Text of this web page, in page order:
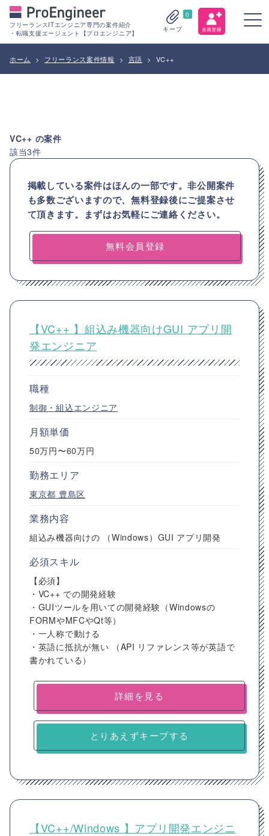
フリーランスITエンジニア専門の案件紹介
・転職支援エージェント【プロエンジニア】
0
キープ
ホーム > フリーランス案件情報 > 言語 > VC++
VC++ の案件
該当3件
掲載している案件はほんの一部です。非公開案件
も多数ございますので、無料登録後にご提案させ
て頂きます。まずはお気軽にご連絡ください。
無料会員登録
【VC++ 】組込み機器向けGUI アプリ開
発エンジニア
職種
制御・組込エンジニア
月額単価
50万円〜60万円
勤務エリア
東京都 豊島区
業務内容
組込み機器向けの （Windows）GUI アプリ開発
必須スキル
【必須】
・VC++ での開発経験
・GUIツールを用いての開発経験（Windowsの
FORMやMFCやQt等）
・一人称で動ける
・英語に抵抗が無い （API リファレンス等が英語で
書かれている）
詳細を見る
とりあえずキープする
【VC++/Windows 】アプリ開発エンジニ